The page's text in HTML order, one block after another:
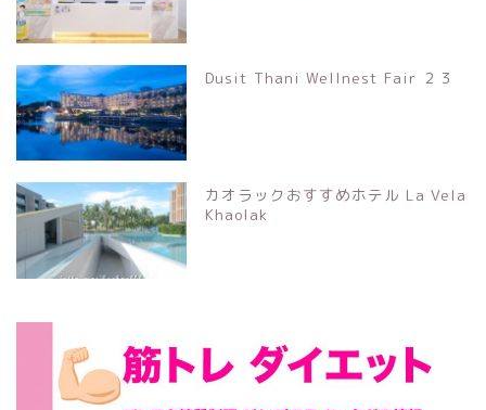
Dusit Thani Wellnest Fair ２３
カオラックおすすめホテル La Vela
Khaolak